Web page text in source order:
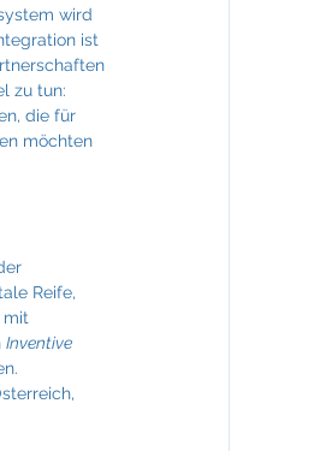
wird
ist
zu tun:
die für
möchten
Reife,
mit
Inventive